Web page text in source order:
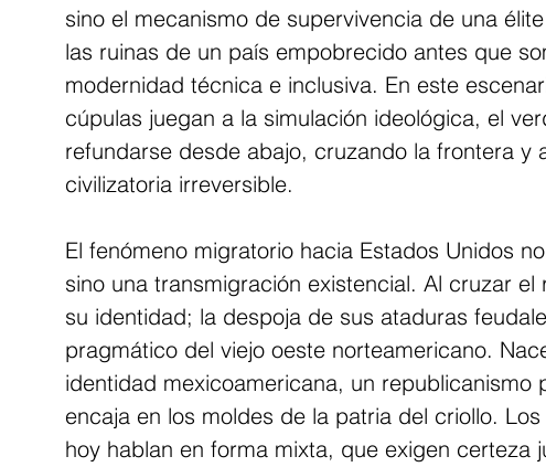
sino el mecanismo de supervivencia de una
las ruinas de un país empobrecido antes que
modernidad técnica e inclusiva. En este
cúpulas juegan a la simulación ideológica, el
refundarse desde abajo, cruzando la frontera y
civilizatoria irreversible.
El fenómeno migratorio hacia Estados Unidos
sino una transmigración existencial. Al cruzar
su identidad; la despoja de sus ataduras
pragmático del viejo oeste norteamericano.
identidad mexicoamericana, un republicanismo
encaja en los moldes de la patria del criollo.
hoy hablan en forma mixta, que exigen certeza